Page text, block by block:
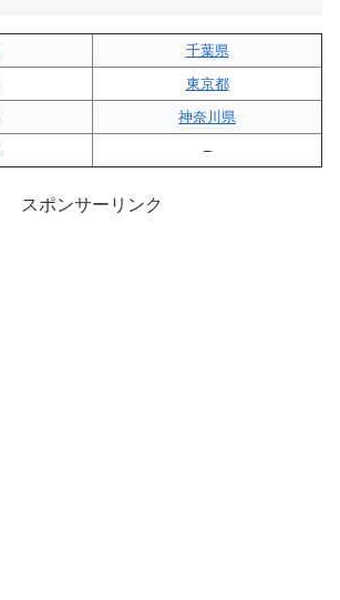
千葉県
東京都
神奈川県
–
スポンサーリンク